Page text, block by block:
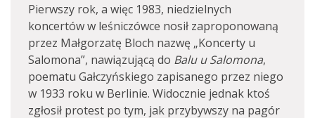
Pierwszy rok, a więc 1983, niedzielnych
koncertów w leśniczówce nosił zaproponowaną
przez Małgorzatę Bloch nazwę „Koncerty u
Salomona”, nawiązującą do Balu u Salomona,
poematu Gałczyńskiego zapisanego przez niego
w 1933 roku w Berlinie. Widocznie jednak ktoś
zgłosił protest po tym, jak przybywszy na pagór